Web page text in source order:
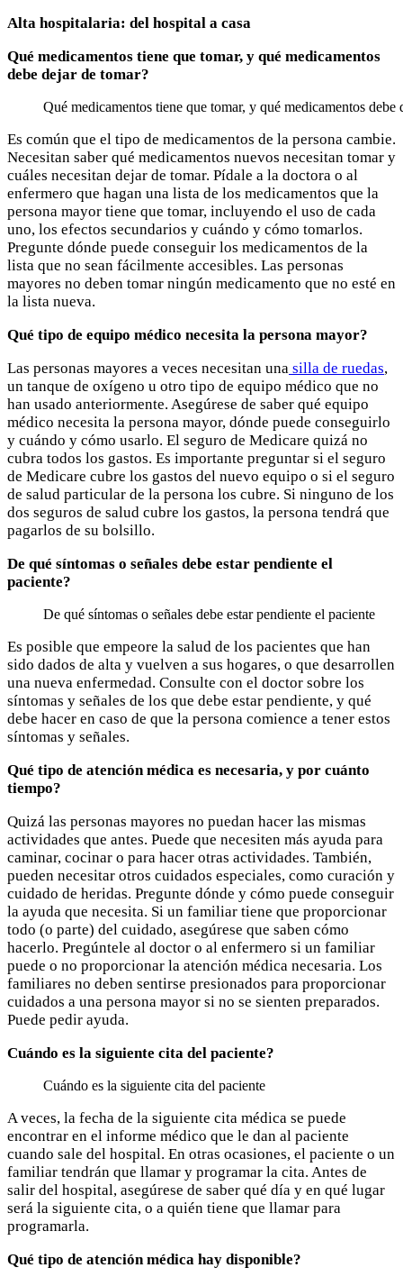
Alta hospitalaria: del hospital a casa
Qué medicamentos tiene que tomar, y qué medicamentos
debe dejar de tomar?
Qué medicamentos tiene que tomar, y qué medicamentos debe
Es común que el tipo de medicamentos de la persona cambie.
Necesitan saber qué medicamentos nuevos necesitan tomar y
cuáles necesitan dejar de tomar. Pídale a la doctora o al
enfermero que hagan una lista de los medicamentos que la
persona mayor tiene que tomar, incluyendo el uso de cada
uno, los efectos secundarios y cuándo y cómo tomarlos.
Pregunte dónde puede conseguir los medicamentos de la
lista que no sean fácilmente accesibles. Las personas
mayores no deben tomar ningún medicamento que no esté en
la lista nueva.
Qué tipo de equipo médico necesita la persona mayor?
Las personas mayores a veces necesitan una silla de ruedas,
un tanque de oxígeno u otro tipo de equipo médico que no
han usado anteriormente. Asegúrese de saber qué equipo
médico necesita la persona mayor, dónde puede conseguirlo
y cuándo y cómo usarlo. El seguro de Medicare quizá no
cubra todos los gastos. Es importante preguntar si el seguro
de Medicare cubre los gastos del nuevo equipo o si el seguro
de salud particular de la persona los cubre. Si ninguno de los
dos seguros de salud cubre los gastos, la persona tendrá que
pagarlos de su bolsillo.
De qué síntomas o señales debe estar pendiente el
paciente?
De qué síntomas o señales debe estar pendiente el paciente
Es posible que empeore la salud de los pacientes que han
sido dados de alta y vuelven a sus hogares, o que desarrollen
una nueva enfermedad. Consulte con el doctor sobre los
síntomas y señales de los que debe estar pendiente, y qué
debe hacer en caso de que la persona comience a tener estos
síntomas y señales.
Qué tipo de atención médica es necesaria, y por cuánto
tiempo?
Quizá las personas mayores no puedan hacer las mismas
actividades que antes. Puede que necesiten más ayuda para
caminar, cocinar o para hacer otras actividades. También,
pueden necesitar otros cuidados especiales, como curación y
cuidado de heridas. Pregunte dónde y cómo puede conseguir
la ayuda que necesita. Si un familiar tiene que proporcionar
todo (o parte) del cuidado, asegúrese que saben cómo
hacerlo. Pregúntele al doctor o al enfermero si un familiar
puede o no proporcionar la atención médica necesaria. Los
familiares no deben sentirse presionados para proporcionar
cuidados a una persona mayor si no se sienten preparados.
Puede pedir ayuda.
Cuándo es la siguiente cita del paciente?
Cuándo es la siguiente cita del paciente
A veces, la fecha de la siguiente cita médica se puede
encontrar en el informe médico que le dan al paciente
cuando sale del hospital. En otras ocasiones, el paciente o un
familiar tendrán que llamar y programar la cita. Antes de
salir del hospital, asegúrese de saber qué día y en qué lugar
será la siguiente cita, o a quién tiene que llamar para
programarla.
Qué tipo de atención médica hay disponible?